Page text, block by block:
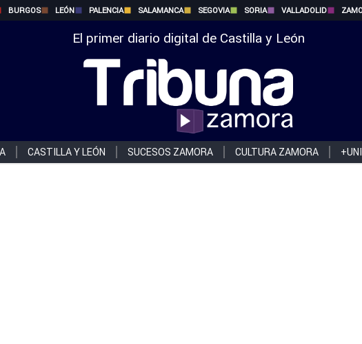
BURGOS LEÓN PALENCIA SALAMANCA SEGOVIA SORIA VALLADOLID
El primer diario digital de Castilla y León
CASTILLA Y LEÓN SUCESOS ZAMORA CULTURA ZAMORA